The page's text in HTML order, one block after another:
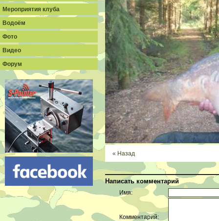
Мероприятия клуба
Водоём
Фото
Видео
Форум
« Назад
Написать комментарий
Имя:
Комментарий: